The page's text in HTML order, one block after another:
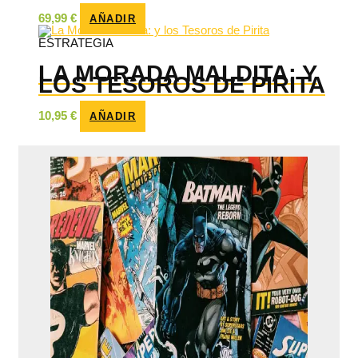
69,99 € AÑADIR
ESTRATEGIA
LA MORADA MALDITA: Y
LOS TESOROS DE PIRITA
10,95 € AÑADIR